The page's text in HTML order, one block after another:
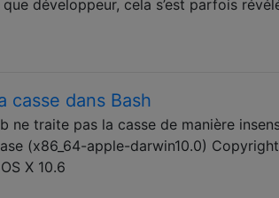
développeur, cela s’est parfois
casse dans Bash
traite pas la casse de manière
(x86_64-apple-darwin10.0)
X 10.6